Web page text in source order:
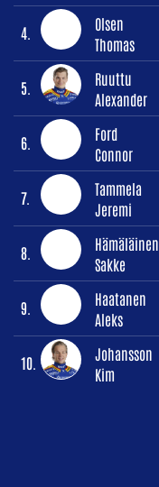
4.
Olsen
Thomas
5.
Ruuttu
Alexander
6.
Ford
Connor
7.
Tammela
Jeremi
8.
Hämäläinen
Sakke
9.
Haatanen
Aleks
10.
Johansson
Kim